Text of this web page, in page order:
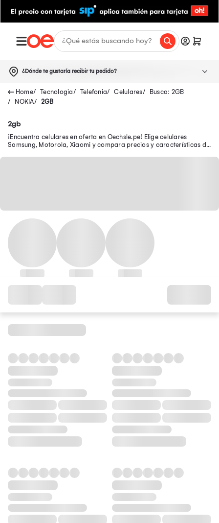
¿Dónde te gustaría recibir tu pedido?
Tecnologia Telefonia Celulares
Busca: 2GB
NOKIA
2GB
2gb
¡Encuentra celulares en oferta en Oechsle.pe! Elige celulares
Samsung, Motorola, Xiaomi y compara precios y características de